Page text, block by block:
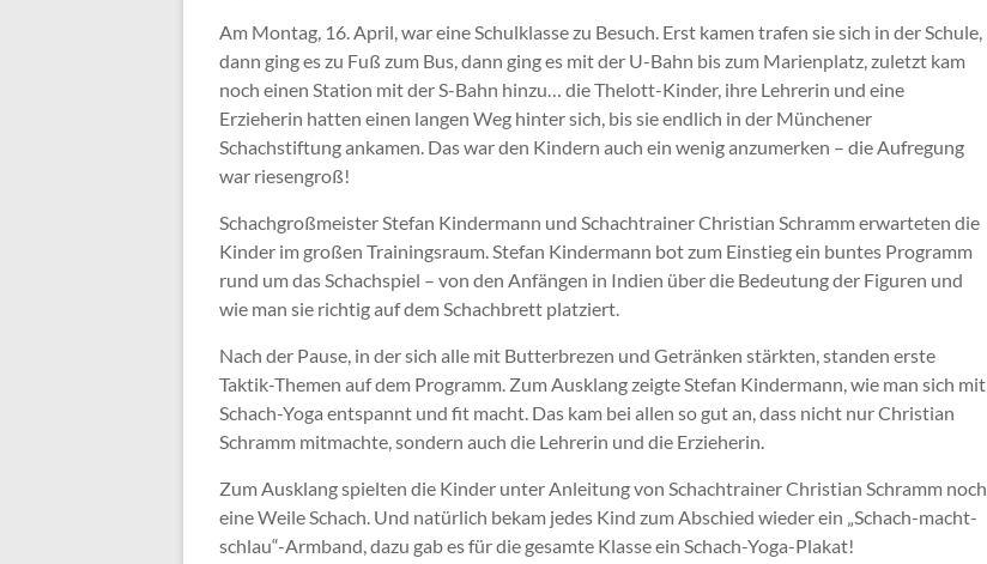
Am Montag, 16. April, war eine Schulklasse zu Besuch. Erst kamen trafen sie sich in der Schule,
dann ging es zu Fuß zum Bus, dann ging es mit der U-Bahn bis zum Marienplatz, zuletzt kam
noch einen Station mit der S-Bahn hinzu… die Thelott-Kinder, ihre Lehrerin und eine
Erzieherin hatten einen langen Weg hinter sich, bis sie endlich in der Münchener
Schachstiftung ankamen. Das war den Kindern auch ein wenig anzumerken – die Aufregung
war riesengroß!
Schachgroßmeister Stefan Kindermann und Schachtrainer Christian Schramm erwarteten die
Kinder im großen Trainingsraum. Stefan Kindermann bot zum Einstieg ein buntes Programm
rund um das Schachspiel – von den Anfängen in Indien über die Bedeutung der Figuren und
wie man sie richtig auf dem Schachbrett platziert.
Nach der Pause, in der sich alle mit Butterbrezen und Getränken stärkten, standen erste
Taktik-Themen auf dem Programm. Zum Ausklang zeigte Stefan Kindermann, wie man sich mit
Schach-Yoga entspannt und fit macht. Das kam bei allen so gut an, dass nicht nur Christian
Schramm mitmachte, sondern auch die Lehrerin und die Erzieherin.
Zum Ausklang spielten die Kinder unter Anleitung von Schachtrainer Christian Schramm noch
eine Weile Schach. Und natürlich bekam jedes Kind zum Abschied wieder ein „Schach-macht-
schlau“-Armband, dazu gab es für die gesamte Klasse ein Schach-Yoga-Plakat!